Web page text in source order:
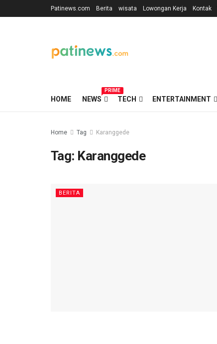
Patinews.com Berita wisata Lowongan Kerja Kontak
HOME NEWS
PRIME
TECH ENTERTAINMENT
Home Tag Karanggede
Tag: Karanggede
BERITA